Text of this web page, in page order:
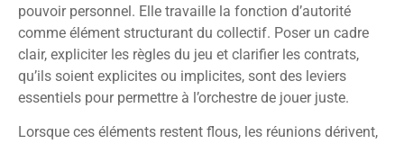
pouvoir personnel. Elle travaille la fonction d’autorité
comme élément structurant du collectif. Poser un cadre
clair, expliciter les règles du jeu et clarifier les contrats,
qu’ils soient explicites ou implicites, sont des leviers
essentiels pour permettre à l’orchestre de jouer juste.
Lorsque ces éléments restent flous, les réunions dérivent,